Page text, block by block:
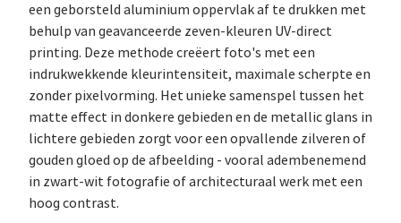
een geborsteld aluminium oppervlak af te drukken met
behulp van geavanceerde zeven-kleuren UV-direct
printing. Deze methode creëert foto's met een
indrukwekkende kleurintensiteit, maximale scherpte en
zonder pixelvorming. Het unieke samenspel tussen het
matte effect in donkere gebieden en de metallic glans in
lichtere gebieden zorgt voor een opvallende zilveren of
gouden gloed op de afbeelding - vooral adembenemend
in zwart-wit fotografie of architecturaal werk met een
hoog contrast.